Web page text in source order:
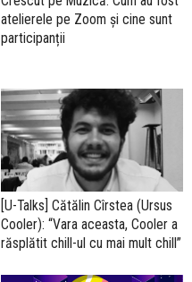
atelierele pe Zoom și cine sunt
participanții
[U-Talks] Cătălin Cîrstea (Ursus
Cooler): “Vara aceasta, Cooler a
răsplătit chill-ul cu mai mult chill”